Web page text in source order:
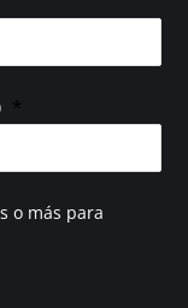
*
o más para